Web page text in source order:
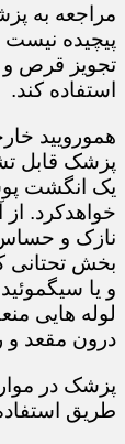
مراجعه به
پیچیده
تجویز قرص و
استفاده کند.​​​​​​​
همورویید
پزشک قابل
یک انگشت
خواهدکرد. از
نازک و
بخش تحتانی
و یا
لوله هایی
درون مقعد و
پزشک در
طریق